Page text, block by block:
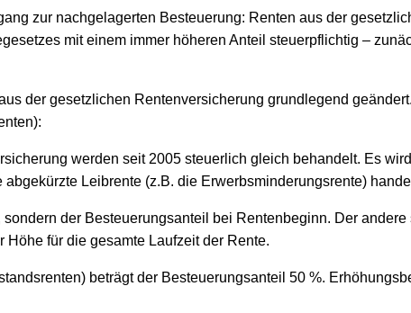
zur nachgelagerten Besteuerung: Renten aus der
mit einem immer höheren Anteil steuerpflichtig –
der gesetzlichen Rentenversicherung grundlegend
werden seit 2005 steuerlich gleich behandelt. Es
Leibrente (z.B. die Erwerbsminderungsrente)
der Besteuerungsanteil bei Rentenbeginn. Der
für die gesamte Laufzeit der Rente.
beträgt der Besteuerungsanteil 50 %.